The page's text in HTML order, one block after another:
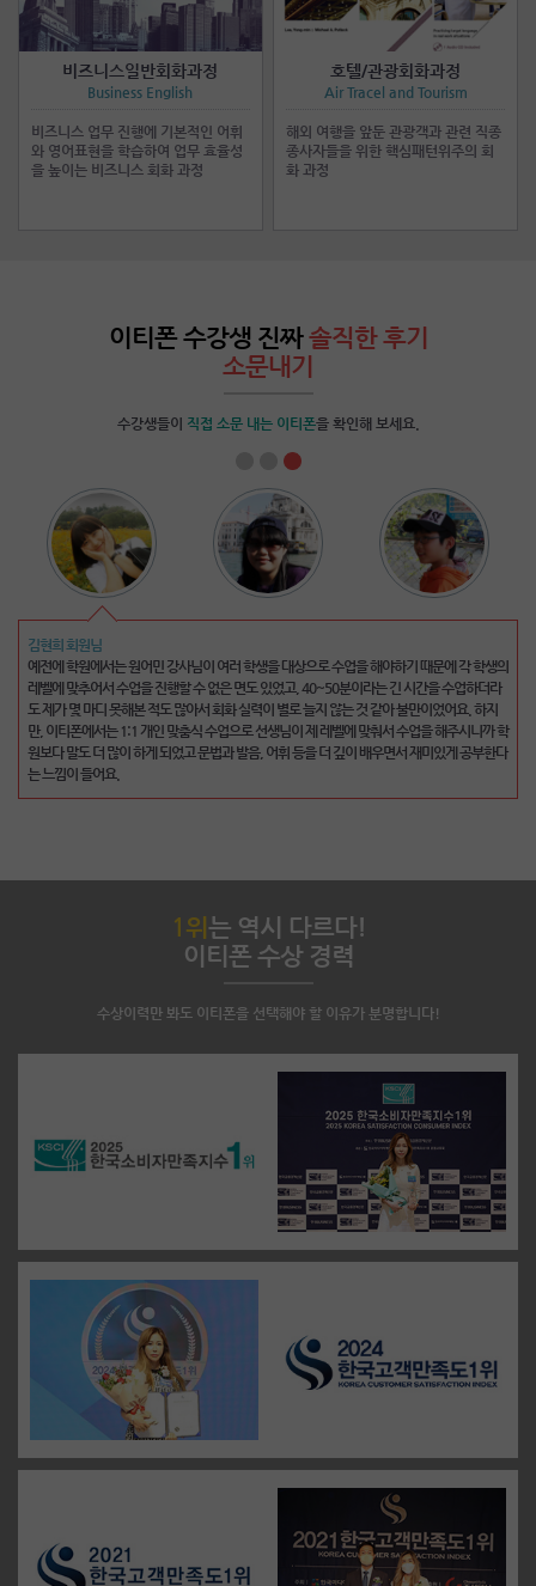
비즈니스일반회화과정
Business English
비즈니스 업무 진행에 기본적인 어휘
와 영어표현을 학습하여 업무 효율성
을 높이는 비즈니스 회화 과정
호텔/관광회화과정
Air Tracel and Tourism
해외 여행을 앞둔 관광객과 관련 직종
종사자들을 위한 핵심패턴위주의 회
화 과정
이티폰 수강생 진짜솔직한 후기
소문내기
수강생들이 직접 소문 내는 이티폰을 확인해 보세요.
김현희 회원님
예전에 학원에서는 원어민 강사님이 여러 학생을 대상으로 수업을 해야하기 때문에 각 학생의
레벨에 맞추어서 수업을 진행할 수 없은 면도 있었고, 40~50분이라는 긴 시간을 수업하더라
도 제가 몇 마디 못해본 적도 많아서 회화 실력이 별로 늘지 않는 것 같아 불만이었어요. 하지
만, 이티폰에서는 1:1 개인 맞춤식 수업으로 선생님이 제 레벨에 맞춰서 수업을 해주시니까 학
원보다 말도 더 많이 하게 되었고 문법과 발음, 어휘 등을 더 깊이 배우면서 재미있게 공부한다
는 느낌이 들어요.
1위 는 역시 다르다!
이티폰 수상 경력
수상이력만 봐도 이티폰을 선택해야 할 이유가 분명합니다!